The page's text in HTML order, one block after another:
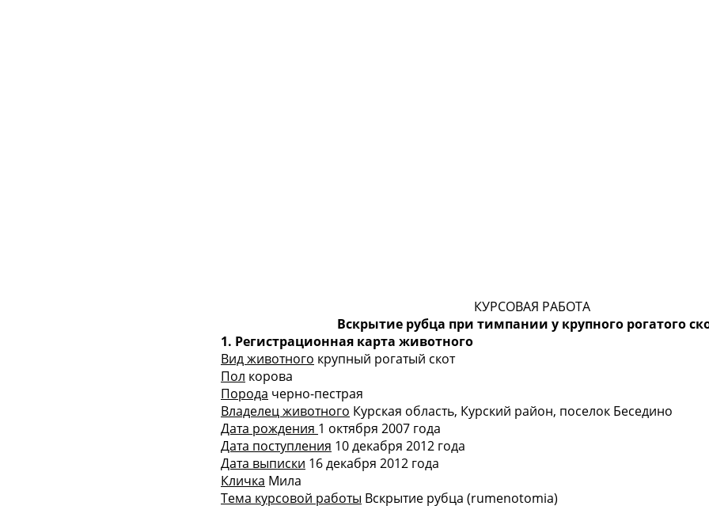
КУРСОВАЯ РАБОТА
Вскрытие рубца при тимпании у крупного рогатого
1. Регистрационная карта животного
Вид животного крупный рогатый скот
Пол корова
Порода черно-пестрая
Владелец животного Курская область, Курский район, поселок Беседино
Дата рождения 1 октября 2007 года
Дата поступления 10 декабря 2012 года
Дата выписки 16 декабря 2012 года
Кличка Мила
Тема курсовой работы Вскрытие рубца (rumenotomia)